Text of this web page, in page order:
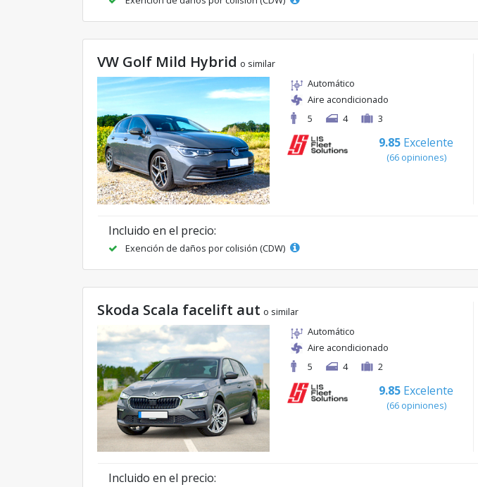
VW Golf Mild Hybrid o similar
Automático
Aire acondicionado
5
4 3
9.85 Excelente
(66 opiniones)
Incluido en el precio:
Exención de daños por colisión (CDW)
Skoda Scala facelift aut o similar
Automático
Aire acondicionado
5
4 2
9.85 Excelente
(66 opiniones)
Incluido en el precio: